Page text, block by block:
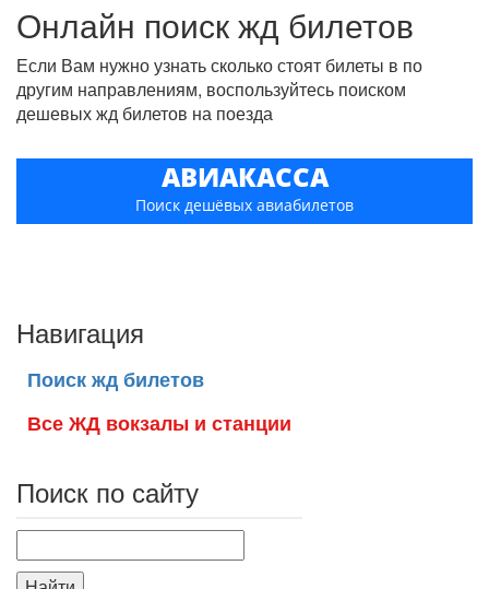
Онлайн поиск жд билетов
Если Вам нужно узнать сколько стоят билеты в по
другим направлениям, воспользуйтесь поиском
дешевых жд билетов на поезда
АВИАКАССА
Поиск дешёвых авиабилетов
Навигация
Поиск жд билетов
Все ЖД вокзалы и станции
Поиск по сайту